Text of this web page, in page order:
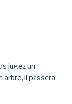
jugez un
arbre, il passera